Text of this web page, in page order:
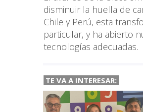
disminuir la huella de
Chile y Perú, esta
particular, y ha abierto
tecnologías adecuadas.
TE VA A INTERESAR: